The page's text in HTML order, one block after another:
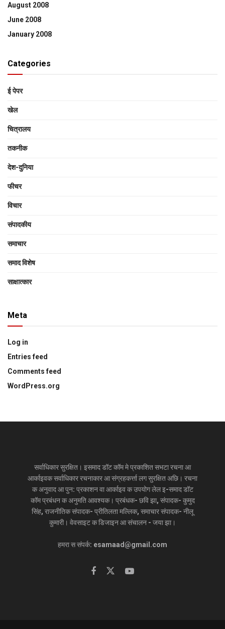
August 2008
June 2008
January 2008
Categories
ई पेपर
खेल
चित्रालय
तकनीक
देश-दुनिया
फीचर
विचार
संपादकीय
समाचार
समाद विशेष
साक्षात्‍कार
Meta
Log in
Entries feed
Comments feed
WordPress.org
सर्वाधिकार सुरक्षित। इसमाद डॉट कॉम मे प्रकाशित सभटा रचना आ
आर्काइवक सर्वाधिकार रचनाकार आ संग्रहकर्त्ता लग सुरक्षित अछि। रचना
क अनुवाद आ पुन: प्रकाशन वा आर्काइव क उपयोग लेल इ-समाद डॉट
कॉम प्रबंधन क अनुमति आवश्यक। प्रबंधक- छवि झा, संपादक- कुमुद
सिंह, राजनीतिक संपादक- प्रीतिलता मल्लिक, समाचार संपादक- नीलू
कुमारी। वेवसाइट क डिजाइन आ संचालन - जया झा।
हमरा स संपर्क: esamaad@gmail.com